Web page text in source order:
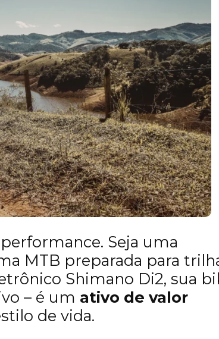
Seja uma
MTB preparada para
Shimano Di2, sua
– é um ativo de valor
de vida.